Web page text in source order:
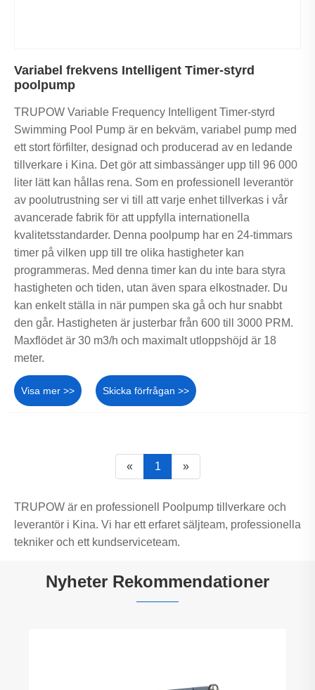
Variabel frekvens Intelligent Timer-styrd
poolpump
TRUPOW Variable Frequency Intelligent Timer-styrd
Swimming Pool Pump är en bekväm, variabel pump med
ett stort förfilter, designad och producerad av en ledande
tillverkare i Kina. Det gör att simbassänger upp till 96 000
liter lätt kan hållas rena. Som en professionell leverantör
av poolutrustning ser vi till att varje enhet tillverkas i vår
avancerade fabrik för att uppfylla internationella
kvalitetsstandarder. Denna poolpump har en 24-timmars
timer på vilken upp till tre olika hastigheter kan
programmeras. Med denna timer kan du inte bara styra
hastigheten och tiden, utan även spara elkostnader. Du
kan enkelt ställa in när pumpen ska gå och hur snabbt
den går. Hastigheten är justerbar från 600 till 3000 PRM.
Maxflödet är 30 m3/h och maximalt utloppshöjd är 18
meter.
Visa mer >> Skicka förfrågan >>
« 1 »
TRUPOW är en professionell Poolpump tillverkare och
leverantör i Kina. Vi har ett erfaret säljteam, professionella
tekniker och ett kundserviceteam.
Nyheter Rekommendationer